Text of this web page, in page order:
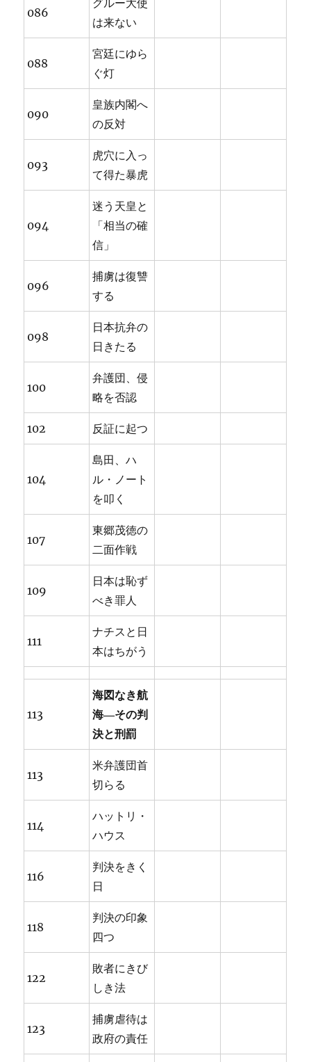
086
グルー大使
は来ない
088
宮廷にゆら
ぐ灯
090
皇族内閣へ
の反対
093
虎穴に入っ
て得た暴虎
094
迷う天皇と
「相当の確
信」
096
捕虜は復讐
する
098
日本抗弁の
日きたる
100
弁護団、侵
略を否認
102 反証に起つ
104
島田、ハ
ル・ノート
を叩く
107
東郷茂徳の
二面作戦
109
日本は恥ず
べき罪人
111
ナチスと日
本はちがう
113
海図なき航
海―その判
決と刑罰
113
米弁護団首
切らる
114
ハットリ・
ハウス
116
判決をきく
日
118
判決の印象
四つ
122
敗者にきび
しき法
123
捕虜虐待は
政府の責任